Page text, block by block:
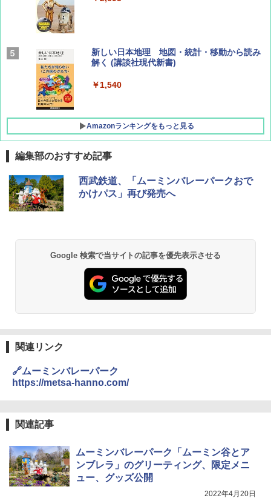
BE-PAL(ビ-パル) 2026年 9 月号【特別付録:
SOTO ミニマル"旅"財布 ランダム2種】
￥1,500
新しい日本地理 地図・統計・移動から読み
解く (講談社現代新書)
￥1,540
Amazonランキングをもっと見る
[キャンパーズコレクション 山善] ポップアッ
プテント 傘みたいに広げて畳める パッとサ
ッとサンシェード キューブ フルクローズ メ
￥6,832
PYKES PEAK (パイクスピーク) 着替えテン
ト プライバシー テント 【中が透けない】 1
人用 折りたたみ 防災グッズ 災害用トイレ ビ
易 トイレテント (オリーブ)
ENDLESS BASE 《めざましテレビで紹介》
テント ワンタッチ RENEW 幅200 2-3人用 43
[キャンパーズコレクション 山善] 傘みたいに
広げるだけ パッとサッとテント ブラックコ
ーティング フルクローズ メッシュ 3-4人用
簡単設置 ポップアップテント エクルベージ
BUNDOK(バンドック)ソロ ドーム 1 EX BDK
-08EX カーキ ソロキャンプ ポリエステル フ
レーム テント
GRANDOOR ステンレス保冷剤 2個セット 2
コンパクト 保冷力長持ち
￥6,459
ンパクト多機能設計 持ち運び便利 アウトド
ア/オフィス/教育現場/展示会用 緑
￥1,180
編集部のおすすめ記事
西武鉄道、「ムーミンバレーパークおで
かけパス」再び発売へ
Google 検索で当サイトの記事を優先表示させる
関連リンク
🔗ムーミンバレーパーク
https://metsa-hanno.com/
関連記事
ムーミンバレーパーク「ムーミン谷とア
ンブレラ」のグリーティング、限定メニ
ュー、グッズ公開
2022年4月20日